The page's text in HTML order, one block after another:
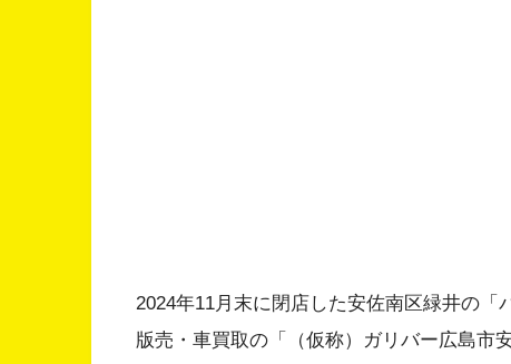
2024年11月末に閉店した安佐南区緑井の
版売・車買取の「（仮称）ガリバー広島市